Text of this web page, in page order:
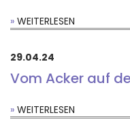
WEITERLESEN
29.04.24
Vom Acker auf
WEITERLESEN